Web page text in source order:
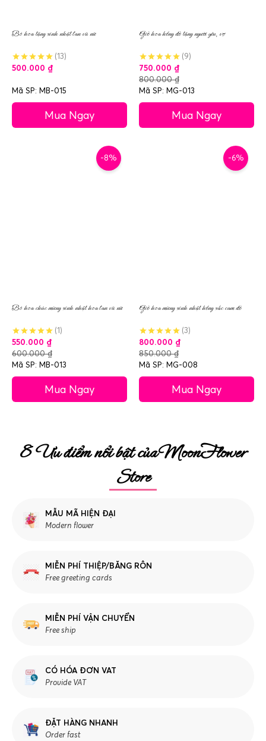
Bó hoa tặng sinh nhật lan vũ nữ
(13)
500.000 ₫
Mã SP: MB-015
Mua Ngay
Giỏ hoa hồng đỏ tặng người yêu, vợ
(9)
750.000 ₫
800.000₫
Mã SP: MG-013
Mua Ngay
-8%
Bó hoa chúc mừng sinh nhật hoa lan vũ nữ
(1)
550.000 ₫
600.000₫
Mã SP: MB-013
Mua Ngay
-6%
Giỏ hoa mừng sinh nhật hồng sắc cam đỏ
(3)
800.000 ₫
850.000₫
Mã SP: MG-008
Mua Ngay
8 Ưu điểm nổi bật của MoonFlower
Store
MẪU MÃ HIỆN ĐẠI
Modern flower
MIỄN PHÍ THIỆP/BĂNG RÔN
Free greeting cards
MIỄN PHÍ VẬN CHUYỂN
Free ship
CÓ HÓA ĐƠN VAT
Provide VAT
ĐẶT HÀNG NHANH
Order fast